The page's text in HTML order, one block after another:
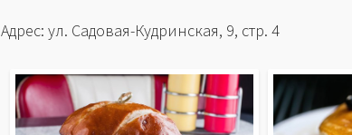
Адрес: ул. Садовая-Кудринская, 9, стр. 4